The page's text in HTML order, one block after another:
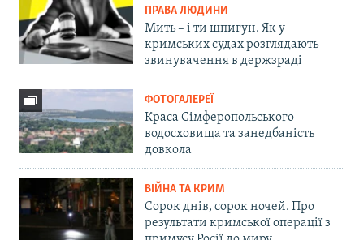
ПРАВА ЛЮДИНИ
Мить – і ти шпигун. Як у
кримських судах розглядають
звинувачення в держзраді
ФОТОГАЛЕРЕЇ
Краса Сімферопольського
водосховища та занедбаність
довкола
ВІЙНА ТА КРИМ
Сорок днів, сорок ночей. Про
результати кримської операції з